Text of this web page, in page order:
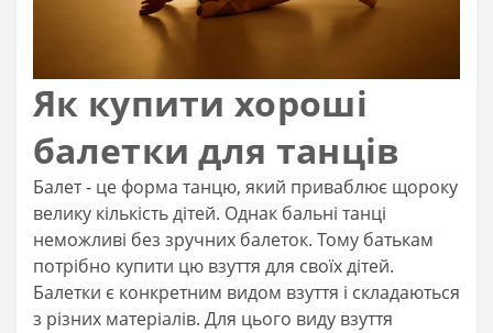
Як купити хороші
балетки для танців
Балет - це форма танцю, який приваблює щороку
велику кількість дітей. Однак бальні танці
неможливі без зручних балеток. Тому батькам
потрібно купити цю взуття для своїх дітей.
Балетки є конкретним видом взуття і складаються
з різних матеріалів. Для цього виду взуття